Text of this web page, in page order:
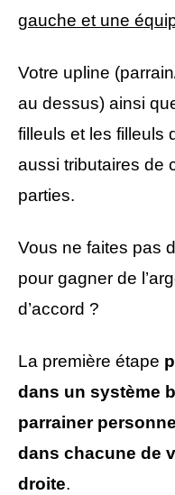
gauche et une
Votre upline
au dessus) ainsi
filleuls et les filleuls
aussi tributaires de
parties.
Vous ne faites pas
pour gagner de
d’accord ?
La première étape
dans un système
parrainer
dans chacune de
droite.